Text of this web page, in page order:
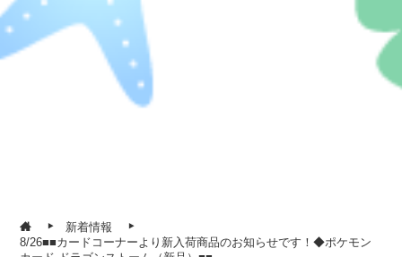
新着情報
8/26■■カードコーナーより新入荷商品のお知らせです！◆ポケモン